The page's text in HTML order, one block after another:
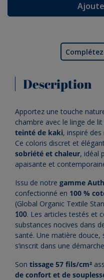
Description
Apportez une touche
chambre avec le linge de lit
teinté de kaki, inspiré
Ce coloris discret et
sobriété et chaleur, idéal
apaisante et
Issu de notre gamme
confectionné en 100 %
(Global Organic Textile
100. Les articles testés et
substances nocives dans
santé. Une matière douce,
s’inscrit dans une
Son tissage 57 fils/cm²
de confort et de